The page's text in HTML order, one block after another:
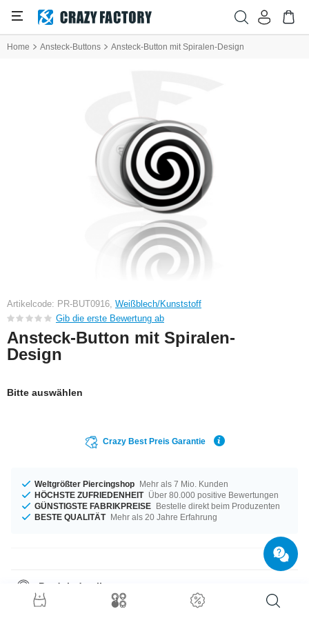
Home Ansteck-Buttons Ansteck-Button mit Spiralen-Design
Artikelcode: PR-BUT0916, Weißblech/Kunststoff
Gib die erste Bewertung ab
Ansteck-Button mit Spiralen-
Design
Bitte auswählen
Crazy Best Preis Garantie
Weltgrößter Piercingshop Mehr als 7 Mio. Kunden
HÖCHSTE ZUFRIEDENHEIT Über 80.000 positive Bewertungen
GÜNSTIGSTE FABRIKPREISE Bestelle direkt beim Produzenten
BESTE QUALITÄT Mehr als 20 Jahre Erfahrung
Produktdetails
Groß oder klein, das entscheidest du allein – verfügbar in den